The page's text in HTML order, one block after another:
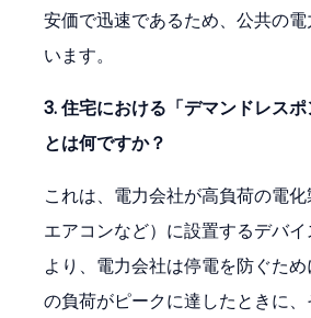
安価で迅速であるため、公共の
います。
3. 住宅における「デマンドレス
とは何ですか？
これは、電力会社が高負荷の電
エアコンなど）に設置するデバ
より、電力会社は停電を防ぐた
の負荷がピークに達したときに